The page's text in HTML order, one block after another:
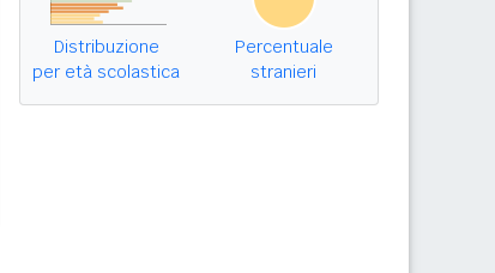
Distribuzione
per età scolastica
Percentuale
stranieri